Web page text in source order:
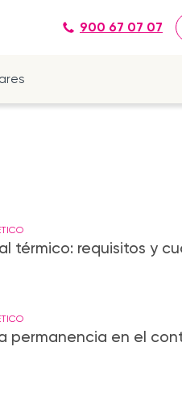
900 67 07 07
térmico: requisitos y
permanencia en el